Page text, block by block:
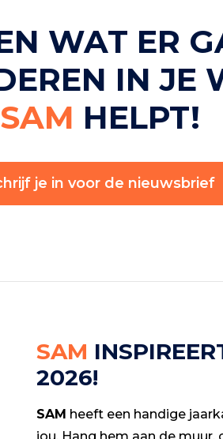
WAT ER
IN JE
SAM HELPT!
je in voor de nieuwsbrief
SAM
2026!
SAM heeft een handige